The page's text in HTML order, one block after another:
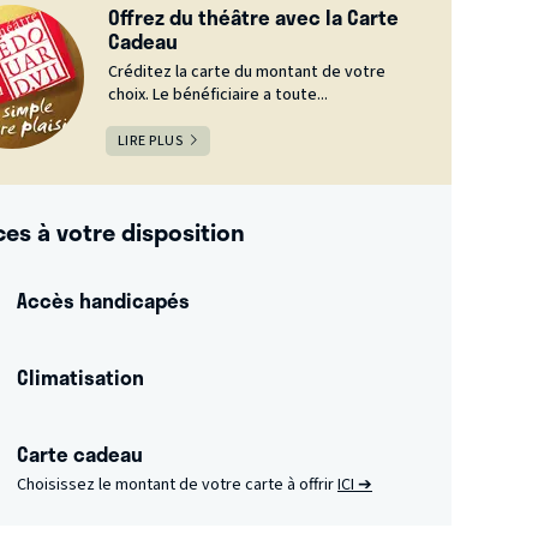
Offrez du théâtre avec la Carte
Cadeau
Créditez la carte du montant de votre
choix. Le bénéficiaire a toute...
LIRE PLUS
à votre disposition
Accès handicapés
Climatisation
Carte cadeau
Choisissez le montant de votre carte à offrirICI ➔